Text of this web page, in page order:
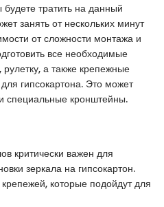
тратить на данный
занять от нескольких минут
от сложности монтажа и
все необходимые
а также крепежные
гипсокартона. Это может
специальные кронштейны.
критически важен для
зеркала на гипсокартон.
которые подойдут для